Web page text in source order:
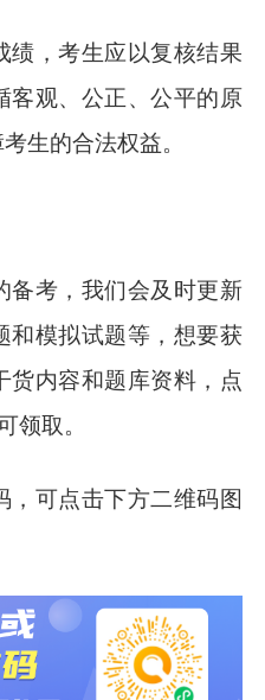
绩，考生应以复核结果
客观、公正、公平的原
生的合法权益。
备考，我们会及时更新
和模拟试题等，想要获
货内容和题库资料，点
领取。
，可点击下方二维码图